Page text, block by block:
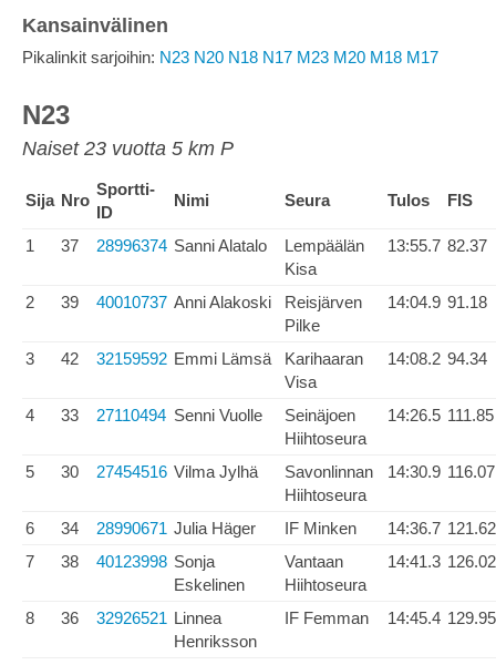
Kansainvälinen
Pikalinkit sarjoihin: N23 N20 N18 N17 M23 M20 M18 M17
N23
Naiset 23 vuotta 5 km P
Sija Nro
Sportti-
ID
Nimi Seura Tulos FIS
1 37 28996374 Sanni Alatalo
Lempäälän
Kisa
13:55.7 82.37
2 39 40010737 Anni Alakoski
Reisjärven
Pilke
14:04.9 91.18
3 42 32159592 Emmi Lämsä
Karihaaran
Visa
14:08.2 94.34
4 33 27110494 Senni Vuolle
Seinäjoen
Hiihtoseura
14:26.5 111.85
5 30 27454516 Vilma Jylhä
Savonlinnan
Hiihtoseura
14:30.9 116.07
6 34 28990671 Julia Häger IF Minken 14:36.7 121.62
7
38 40123998 Sonja
Eskelinen
Vantaan
Hiihtoseura
14:41.3 126.02
8 36 32926521 Linnea
Henriksson
IF Femman 14:45.4 129.95